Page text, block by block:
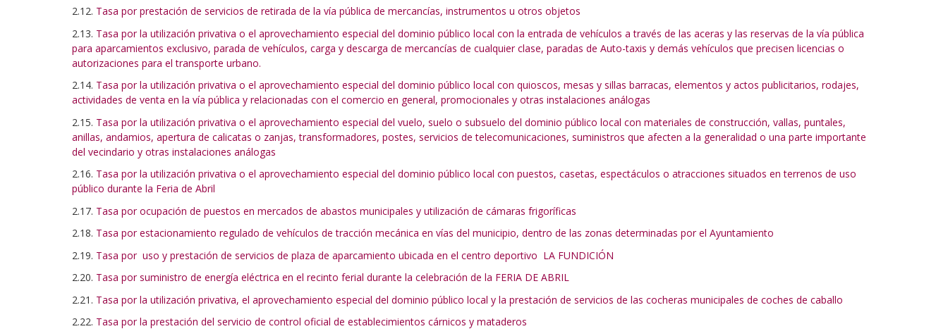
2.12. Tasa por prestación de servicios de retirada de la vía pública de mercancías, instrumentos u otros objetos
2.13. Tasa por la utilización privativa o el aprovechamiento especial del dominio público local con la entrada de vehículos a través de las aceras y las reservas de la vía pública
para aparcamientos exclusivo, parada de vehículos, carga y descarga de mercancías de cualquier clase, paradas de Auto-taxis y demás vehículos que precisen licencias o
autorizaciones para el transporte urbano.
2.14. Tasa por la utilización privativa o el aprovechamiento especial del dominio público local con quioscos, mesas y sillas barracas, elementos y actos publicitarios, rodajes,
actividades de venta en la vía pública y relacionadas con el comercio en general, promocionales y otras instalaciones análogas
2.15. Tasa por la utilización privativa o el aprovechamiento especial del vuelo, suelo o subsuelo del dominio público local con materiales de construcción, vallas, puntales,
anillas, andamios, apertura de calicatas o zanjas, transformadores, postes, servicios de telecomunicaciones, suministros que afecten a la generalidad o una parte importante
del vecindario y otras instalaciones análogas
2.16. Tasa por la utilización privativa o el aprovechamiento especial del dominio público local con puestos, casetas, espectáculos o atracciones situados en terrenos de uso
público durante la Feria de Abril
2.17. Tasa por ocupación de puestos en mercados de abastos municipales y utilización de cámaras frigoríficas
2.18. Tasa por estacionamiento regulado de vehículos de tracción mecánica en vías del municipio, dentro de las zonas determinadas por el Ayuntamiento
2.19. Tasa por uso y prestación de servicios de plaza de aparcamiento ubicada en el centro deportivo LA FUNDICIÓN
2.20. Tasa por suministro de energía eléctrica en el recinto ferial durante la celebración de la FERIA DE ABRIL
2.21. Tasa por la utilización privativa, el aprovechamiento especial del dominio público local y la prestación de servicios de las cocheras municipales de coches de caballo
2.22. Tasa por la prestación del servicio de control oficial de establecimientos cárnicos y mataderos